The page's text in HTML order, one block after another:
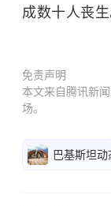
成数十人丧生
免责声明
本文来自腾讯新
场。
巴基斯坦动